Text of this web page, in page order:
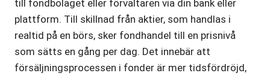
till fondbolaget eller förvaltaren via din bank eller
plattform. Till skillnad från aktier, som handlas i
realtid på en börs, sker fondhandel till en prisnivå
som sätts en gång per dag. Det innebär att
försäljningsprocessen i fonder är mer tidsfördröjd,